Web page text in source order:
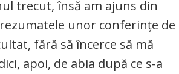
trecut, însă am ajuns din
unor conferințe de
fără să încerce să mă
apoi, de abia după ce s-a